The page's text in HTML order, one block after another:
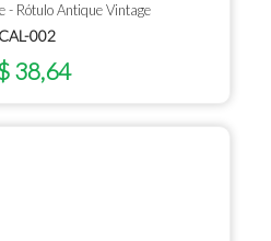
- Rótulo Antique Vintage
CAL-002
38,64